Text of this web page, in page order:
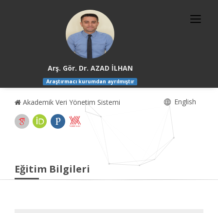
Arş. Gör. Dr. AZAD İLHAN
Araştırmacı kurumdan ayrılmıştır
Akademik Veri Yönetim Sistemi English
Eğitim Bilgileri